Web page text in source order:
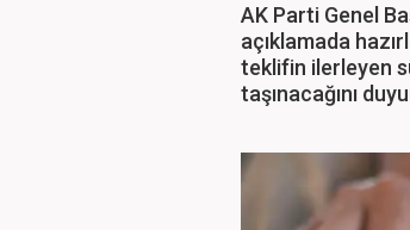
AK Parti Genel
açıklamada
teklifin ilerleyen
taşınacağını